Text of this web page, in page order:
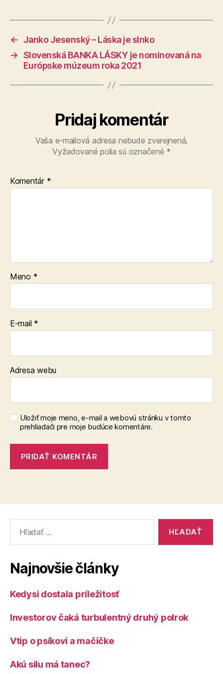
←
Janko Jesenský – Láska je slnko
→ Slovenská BANKA LÁSKY je nominovaná na
Európske múzeum roka 2021
Pridaj komentár
Vaša e-mailová adresa nebude zverejnená.
Vyžadované polia sú označené *
Komentár *
Meno *
E-mail *
Adresa webu
Uložiť moje meno, e-mail a webovú stránku v tomto
prehliadači pre moje budúce komentáre.
Najnovšie články
Kedysi dostala príležitosť
Investorov čaká turbulentný druhý polrok
Vtip o psíkovi a mačičke
Akú silu má tanec?